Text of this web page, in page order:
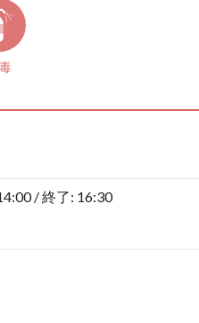
/ 終了: 16:30